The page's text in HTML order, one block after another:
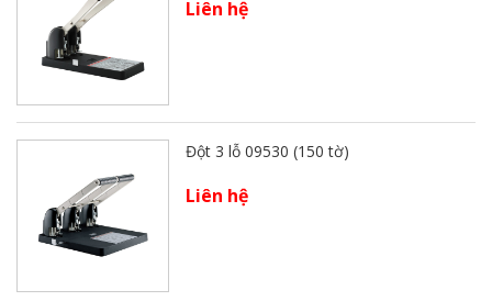
Liên hệ
Đột 3 lỗ 09530 (150 tờ)
Liên hệ